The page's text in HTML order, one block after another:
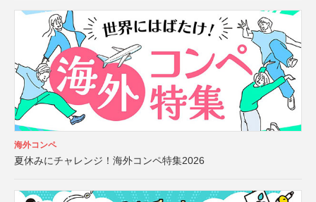
海外コンペ
夏休みにチャレンジ！海外コンペ特集2026